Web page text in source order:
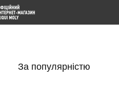
За популярністю